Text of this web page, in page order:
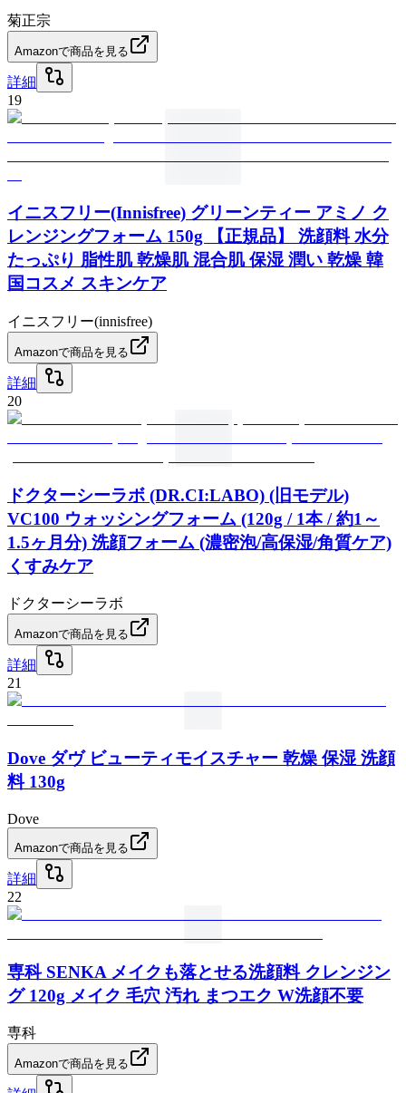
菊正宗
Amazonで商品を見る
詳細
19
イニスフリー(Innisfree) グリーンティー アミノ ク
レンジングフォーム 150g 【正規品】 洗顔料 水分
たっぷり 脂性肌 乾燥肌 混合肌 保湿 潤い 乾燥 韓
国コスメ スキンケア
イニスフリー(innisfree)
Amazonで商品を見る
詳細
20
ドクターシーラボ (DR.CI:LABO) (旧モデル)
VC100 ウォッシングフォーム (120g / 1本 / 約1～
1.5ヶ月分) 洗顔フォーム (濃密泡/高保湿/角質ケア)
くすみケア
ドクターシーラボ
Amazonで商品を見る
詳細
21
Dove ダヴ ビューティモイスチャー 乾燥 保湿 洗顔
料 130g
Dove
Amazonで商品を見る
詳細
22
専科 SENKA メイクも落とせる洗顔料 クレンジン
グ 120g メイク 毛穴 汚れ まつエク W洗顔不要
専科
Amazonで商品を見る